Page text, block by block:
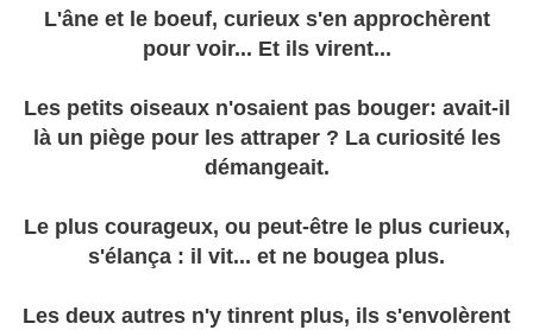
L'âne et le boeuf, curieux s'en approchèrent
pour voir... Et ils virent...
Les petits oiseaux n'osaient pas bouger: avait-il
là un piège pour les attraper ? La curiosité les
démangeait.
Le plus courageux, ou peut-être le plus curieux,
s'élança : il vit... et ne bougea plus.
Les deux autres n'y tinrent plus, ils s'envolèrent